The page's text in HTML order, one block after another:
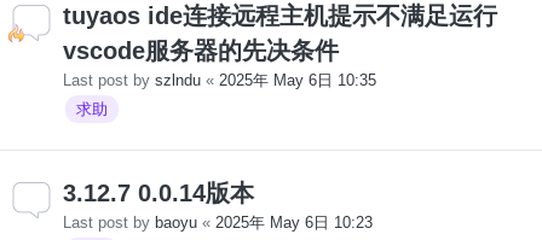
tuyaos ide连接远程主机提示不满足运行
vscode服务器的先决条件
Last post by szlndu « 2025年 May 6日 10:35
求助
3.12.7 0.0.14版本
Last post by baoyu « 2025年 May 6日 10:23